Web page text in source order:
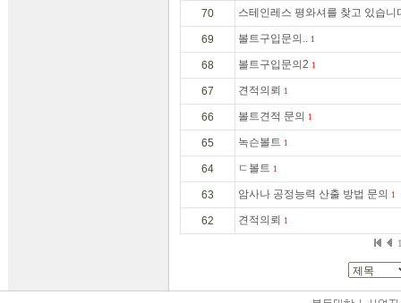
70 스테인레스 평와셔를 찾고 있습니
69 볼트구입문의.. 1
68 볼트구입문의2 1
67 견적의뢰 1
66 볼트견적 문의 1
65 녹슨볼트 1
64 ㄷ볼트 1
63 암사나 공정능력 산출 방법 문의 1
62 견적의뢰 1